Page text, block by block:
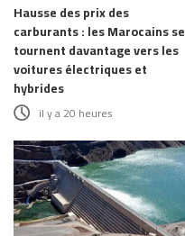
Hausse des prix des
carburants : les Marocains se
tournent davantage vers les
voitures électriques et
hybrides
il y a 20 heures